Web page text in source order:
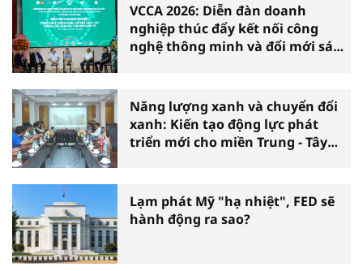
VCCA 2026: Diễn đàn doanh
nghiệp thúc đẩy kết nối công
nghệ thông minh và đổi mới sáng
Năng lượng xanh và chuyển đổi
xanh: Kiến tạo động lực phát
triển mới cho miền Trung - Tây
Lạm phát Mỹ "hạ nhiệt", FED sẽ
hành động ra sao?